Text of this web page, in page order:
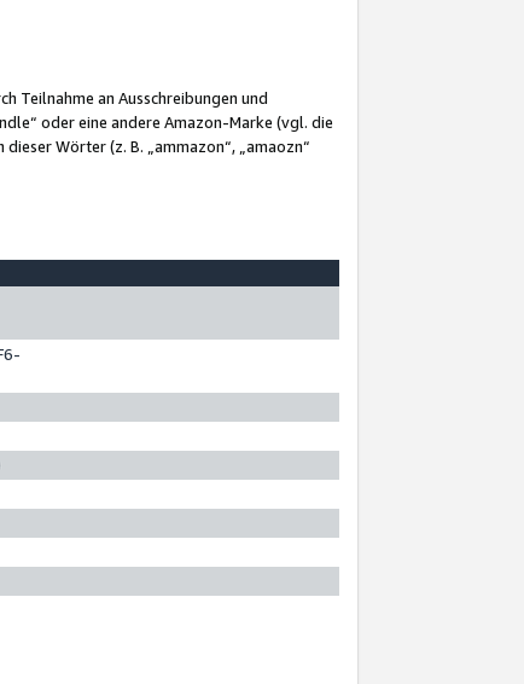
Teilnahme an Ausschreibungen und
oder eine andere Amazon-Marke (vgl. die
Wörter (z. B. „ammazon“, „amaozn“